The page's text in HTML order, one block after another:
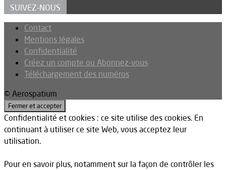
SUIVEZ-NOUS
Contact
Mentions légales
Confidentialité
Créez un compte ou Abonnez-vous
Téléchargement des numéros
© Aerospatium
Confidentialité et cookies : ce site utilise des cookies. En
continuant à utiliser ce site Web, vous acceptez leur
utilisation.
Pour en savoir plus, notamment sur la façon de contrôler les